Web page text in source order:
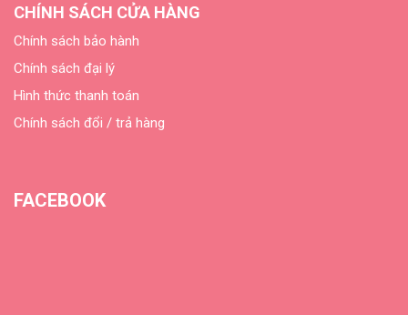
CHÍNH SÁCH CỬA HÀNG
Chính sách bảo hành
Chính sách đại lý
Hình thức thanh toán
Chính sách đổi / trả hàng
FACEBOOK